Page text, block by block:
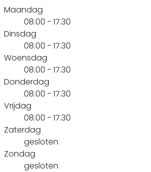
Maandag
08.00 - 17.30
Dinsdag
08.00 - 17.30
Woensdag
08.00 - 17.30
Donderdag
08.00 - 17.30
Vrijdag
08.00 - 17.30
Zaterdag
gesloten
Zondag
gesloten